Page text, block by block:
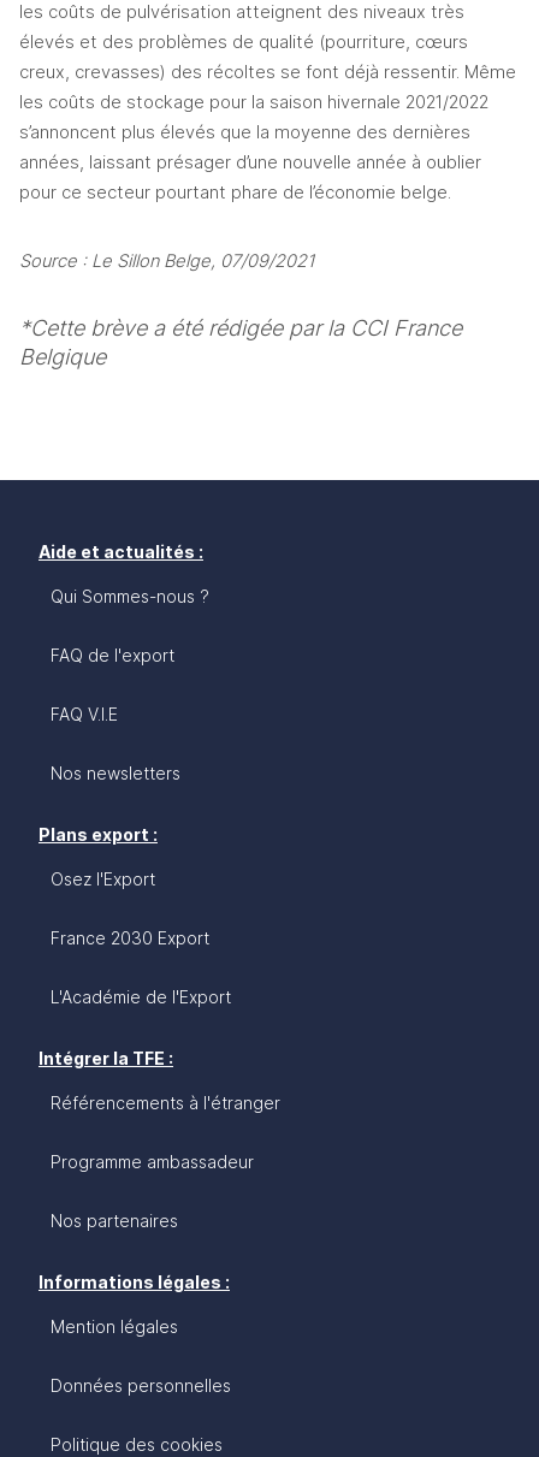
les coûts de pulvérisation atteignent des niveaux très
élevés et des problèmes de qualité (pourriture, cœurs
creux, crevasses) des récoltes se font déjà ressentir. Même
les coûts de stockage pour la saison hivernale 2021/2022
s’annoncent plus élevés que la moyenne des dernières
années, laissant présager d’une nouvelle année à oublier
pour ce secteur pourtant phare de l’économie belge.
Source : Le Sillon Belge, 07/09/2021
*Cette brève a été rédigée par la CCI France
Belgique
Aide et actualités :
Qui Sommes-nous ?
FAQ de l'export
FAQ V.I.E
Nos newsletters
Plans export :
Osez l'Export
France 2030 Export
L'Académie de l'Export
Intégrer la TFE :
Référencements à l'étranger
Programme ambassadeur
Nos partenaires
Informations légales :
Mention légales
Données personnelles
Politique des cookies